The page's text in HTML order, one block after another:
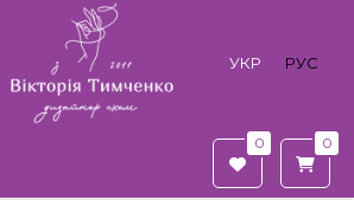
УКР РУС
0 0